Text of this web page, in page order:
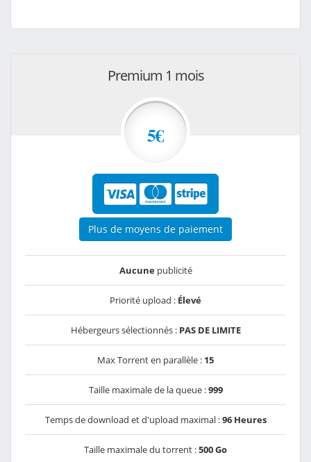
Premium 1 mois
5€
Plus de moyens de paiement
Aucunepublicité
Priorité upload : Élevé
Hébergeurs sélectionnés : PAS DE LIMITE
Max Torrent en parallèle : 15
Taille maximale de la queue :999
Temps de download et d'upload maximal :96 Heures
Taille maximale du torrent :500 Go